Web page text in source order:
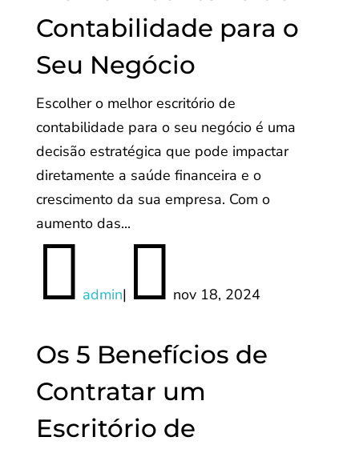
Contabilidade para o
Seu Negócio
Escolher o melhor escritório de
contabilidade para o seu negócio é uma
decisão estratégica que pode impactar
diretamente a saúde financeira e o
crescimento da sua empresa. Com o
aumento das...
 admin|  nov 18, 2024
Os 5 Benefícios de
Contratar um
Escritório de